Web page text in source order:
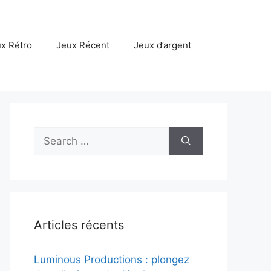
Rétro Jeux Récent Jeux d’argent
for:
Articles récents
Luminous Productions : plongez